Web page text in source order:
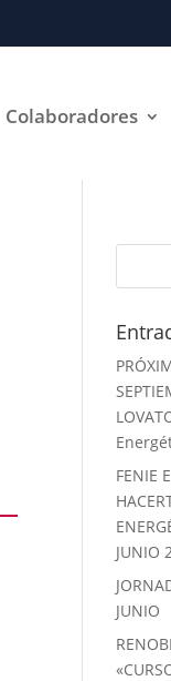
Colaboradores
FENIE
JUNIO
JUNIO